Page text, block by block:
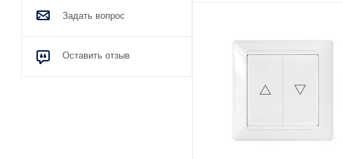
Задать вопрос
Оставить отзыв